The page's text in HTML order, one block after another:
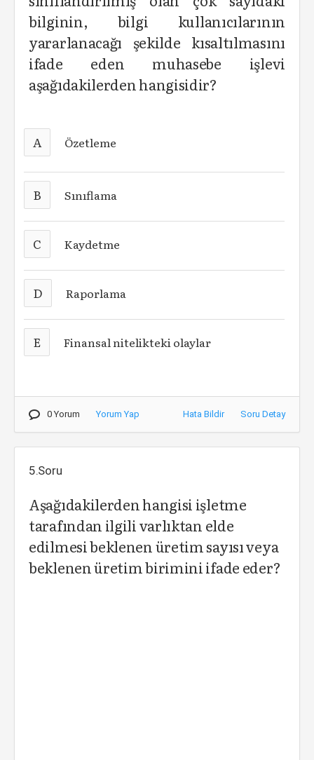
bilginin, bilgi kullanıcılarının
yararlanacağı şekilde kısaltılmasını
ifade eden muhasebe işlevi
aşağıdakilerden hangisidir?
A Özetleme
B Sınıflama
C Kaydetme
D Raporlama
E Finansal nitelikteki olaylar
0 Yorum Yorum Yap Hata Bildir Soru Detay
5.Soru
Aşağıdakilerden hangisi işletme
tarafından ilgili varlıktan elde
edilmesi beklenen üretim sayısı veya
beklenen üretim birimini ifade eder?